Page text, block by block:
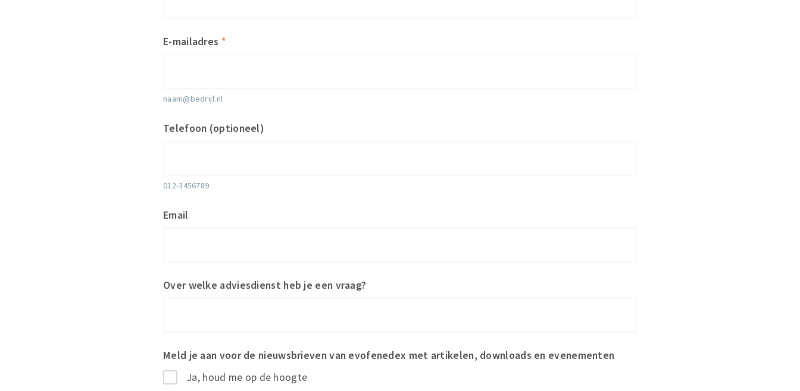
E-mailadres *
naam@bedrijf.nl
Telefoon (optioneel)
012-3456789
Email
Over welke adviesdienst heb je een vraag?
Meld je aan voor de nieuwsbrieven van evofenedex met artikelen, downloads en evenementen
Ja, houd me op de hoogte